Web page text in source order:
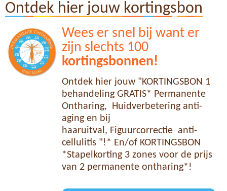
Ontdek hier jouw kortingsbon
Wees er snel bij want er
zijn slechts 100
kortingsbonnen!
Ontdek hier jouw "KORTINGSBON 1
behandeling GRATIS* Permanente
Ontharing, Huidverbetering anti-
aging en bij
haaruitval, Figuurcorrectie anti-
cellulitis "!* En/of KORTINGSBON
*Stapelkorting 3 zones voor de prijs
van 2 permanente ontharing*!